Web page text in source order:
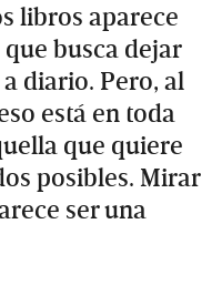
libros aparece
busca dejar
diario. Pero, al
está en toda
que quiere
posibles. Mirar
ser una